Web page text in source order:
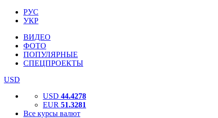
РУС
УКР
ВИДЕО
ФОТО
ПОПУЛЯРНЫЕ
СПЕЦПРОЕКТЫ
USD
USD 44.4278
EUR 51.3281
Все курсы валют